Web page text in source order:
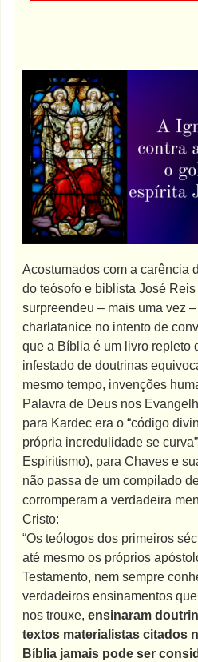
Acostumados com a carência
do teósofo e biblista José
surpreendeu – mais uma vez
charlatanice no intento de
que a Bíblia é um livro repleto
infestado de doutrinas
mesmo tempo, invenções
Palavra de Deus nos
para Kardec era o “código
própria incredulidade se
Espiritismo), para Chaves e
não passa de um compilado
corromperam a verdadeira
Cristo:
“Os teólogos dos primeiros
até mesmo os próprios
Testamento, nem sempre
verdadeiros ensinamentos
nos trouxe,ensinaram
textos materialistas citados
Bíblia jamais pode ser